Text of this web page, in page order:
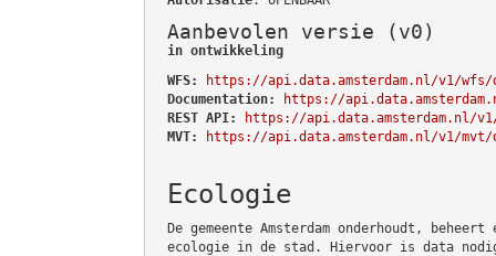
Aanbevolen versie (v0)
in ontwikkeling
WFS:
https://api.data.amsterdam.nl/v1/wfs/
Documentation:
https://
REST API:
https://api.data.amsterdam.nl/
MVT:
https://api.data.amsterdam.nl/v1/mvt/
Ecologie
De gemeente Amsterdam onderhoudt,
ecologie in de stad. Hiervoor is data